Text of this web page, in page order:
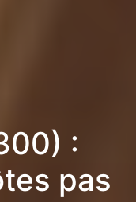
:
pas